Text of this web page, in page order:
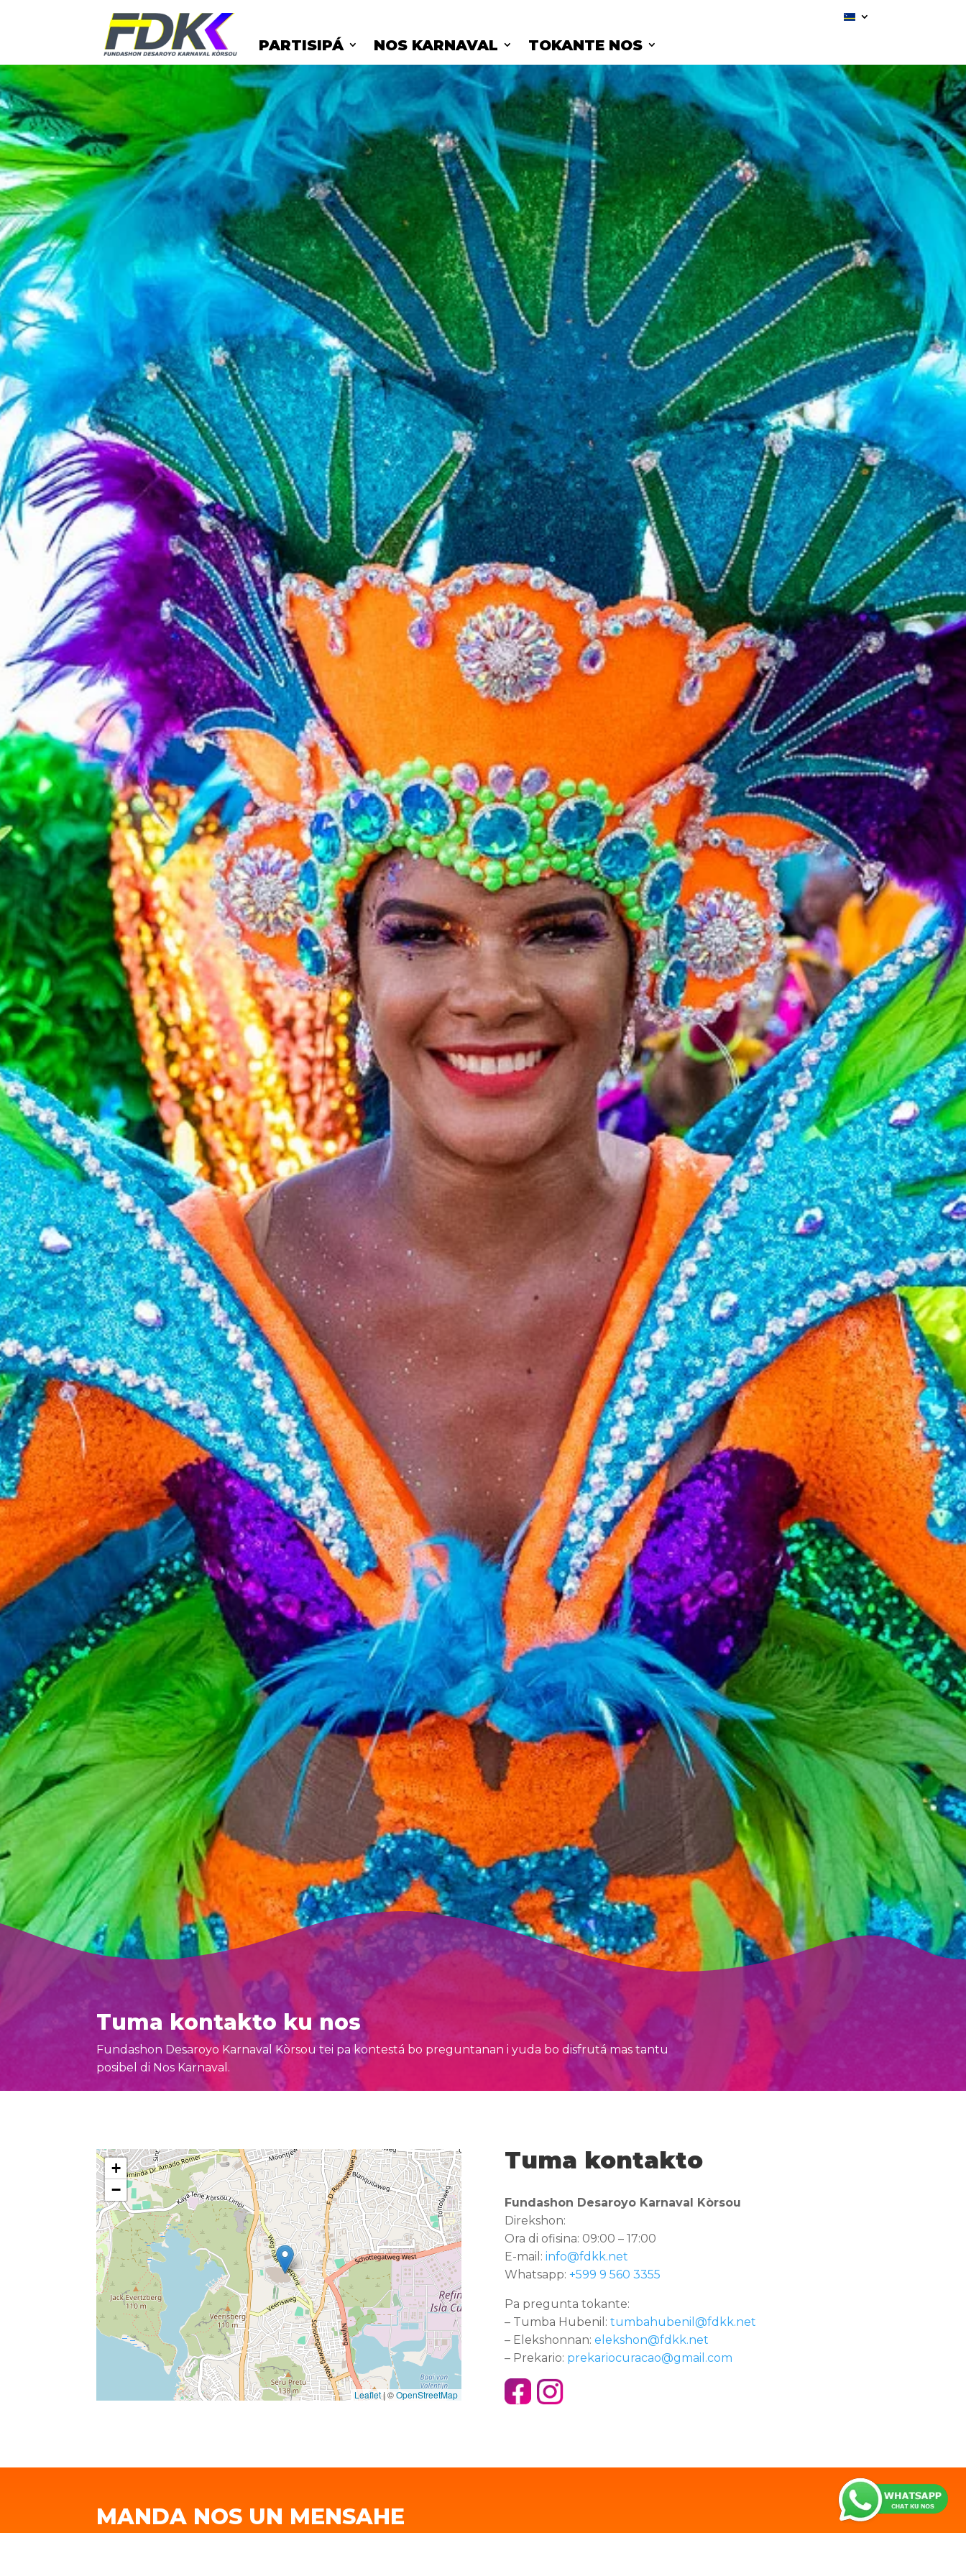
PARTISIPÁ NOS KARNAVAL TOKANTE NOS
Tuma kontakto ku nos
Fundashon Desaroyo Karnaval Kòrsou tei pa kontestá bo preguntanan i yuda bo disfrutá mas tantu
posibel di Nos Karnaval.
+
−
Leaflet| ©OpenStreetMap
Tuma kontakto
Fundashon Desaroyo Karnaval Kòrsou
Direkshon:
Ora di ofisina: 09:00 – 17:00
E-mail: info@fdkk.net
Whatsapp: +599 9 560 3355
Pa pregunta tokante:
– Tumba Hubenil: tumbahubenil@fdkk.net
– Elekshonnan: elekshon@fdkk.net
– Prekario: prekariocuracao@gmail.com
MANDA NOS UN MENSAHE